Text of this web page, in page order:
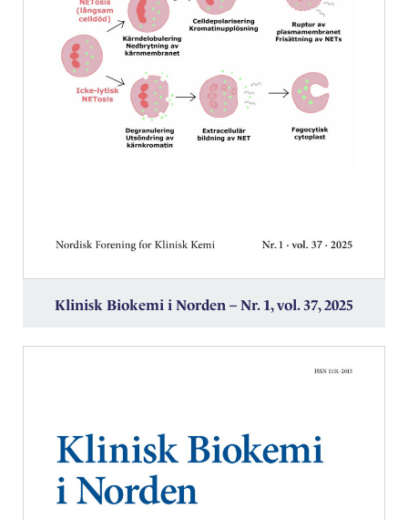
Klinisk Biokemi i Norden – Nr. 1, vol. 37, 2025